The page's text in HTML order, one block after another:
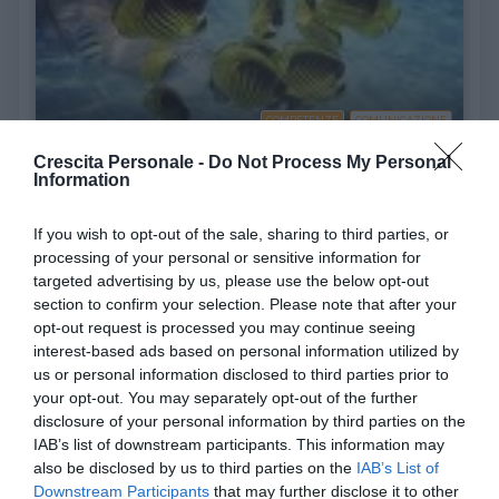
Crescita Personale - Do Not Process My Personal
Information
If you wish to opt-out of the sale, sharing to third parties, or
processing of your personal or sensitive information for
targeted advertising by us, please use the below opt-out
section to confirm your selection. Please note that after your
opt-out request is processed you may continue seeing
interest-based ads based on personal information utilized by
us or personal information disclosed to third parties prior to
your opt-out. You may separately opt-out of the further
disclosure of your personal information by third parties on the
IAB’s list of downstream participants. This information may
also be disclosed by us to third parties on the IAB’s List of
Downstream Participants that may further disclose it to other
COMPETENZE COMUNICAZIONE
Principi per comunicare in maniera corretta
Ultimi argomenti
Terminologia e dintorni Ansia